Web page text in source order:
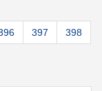
397 398